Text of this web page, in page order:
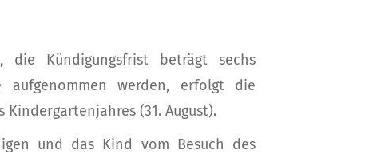
die Kündigungsfrist beträgt sechs
werden, erfolgt die
(31. August).
und das Kind vom Besuch des